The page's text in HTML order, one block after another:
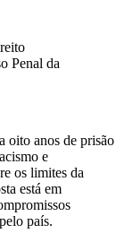
Penal da
oito anos de prisão
e
os limites da
está em
país.